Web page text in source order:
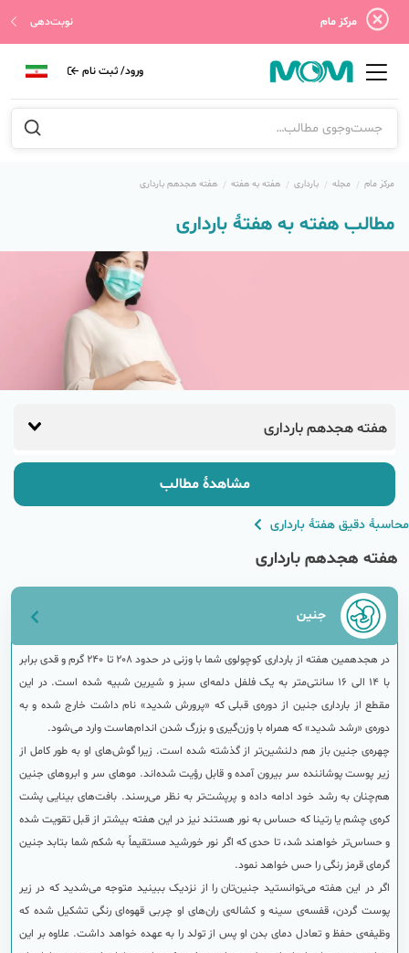
مرکز مام نوبت‌دهی
ورود/ ثبت نام
مرکز مام مجله بارداری هفته به هفته هفته هجدهم بارداری
مطالب هفته به هفتهٔ بارداری
هفته هجدهم بارداری
مشاهدهٔ مطالب
محاسبهٔ دقیق هفتهٔ بارداری
هفته هجدهم بارداری
جنین
در هجدهمین هفته از بارداری کوچولوی شما با وزنی در حدود 208 تا 240 گرم و قدی برابر
با 14 الی 16 سانتی‌متر به یک فلفل دلمه‌ای سبز و شیرین شبیه شده است. در این
مقطع از بارداری جنین از دوره‌ی قبلی که «پرورش شدید» نام داشت خارج شده و به
دوره‌ی «رشد شدید» که همراه با وزن‌گیری و بزرگ شدن اندام‌هاست وارد می‌شود.
چهره‌ی جنین باز هم دلنشین‌تر از گذشته شده است. زیرا گوش‌های او به طور کامل از
زیر پوست پوشاننده سر بیرون آمده و قابل رؤیت شده‌اند. موهای سر و ابروهای جنین
هم‌چنان به رشد خود ادامه داده و پرپشت‌تر به نظر می‌رسند. بافت‌های بینایی پشت
کره‌ی چشم یا رتینا که حساس به نور هستند نیز در این هفته بیشتر از قبل تقویت شده
و حساس‌تر خواهند شد، تا حدی که اگر نور خورشید مستقیماً به شکم شما بتابد جنین
گرمای قرمز رنگی را حس خواهد نمود.
اگر در این هفته می‌توانستید جنین‌تان را از نزدیک ببینید متوجه می‌شدید که در زیر
پوست گردن، قفسه‌ی سینه و کشاله‌ی ران‌های او چربی قهوه‌ای رنگی تشکیل شده که
وظیفه‌ی حفظ و تعادل دمای بدن او پس از تولد را به عهده خواهد داشت. علاوه بر این